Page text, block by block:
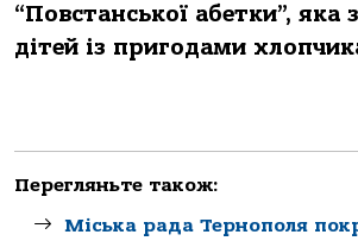
“Повстанської абетки”, яка
дітей із пригодами
Перегляньте також:
Міська рада Тернополя